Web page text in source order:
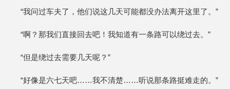
“我问过车夫了，他们说这几天可能都没办法离开这里了。”
“啊？那我们直接回去吧！我知道有一条路可以绕过去。”
“但是绕过去需要几天呢？”
“好像是六七天吧……我不清楚……听说那条路挺难走的。”